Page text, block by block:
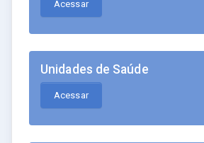
Acessar
Unidades de Saúde
Acessar